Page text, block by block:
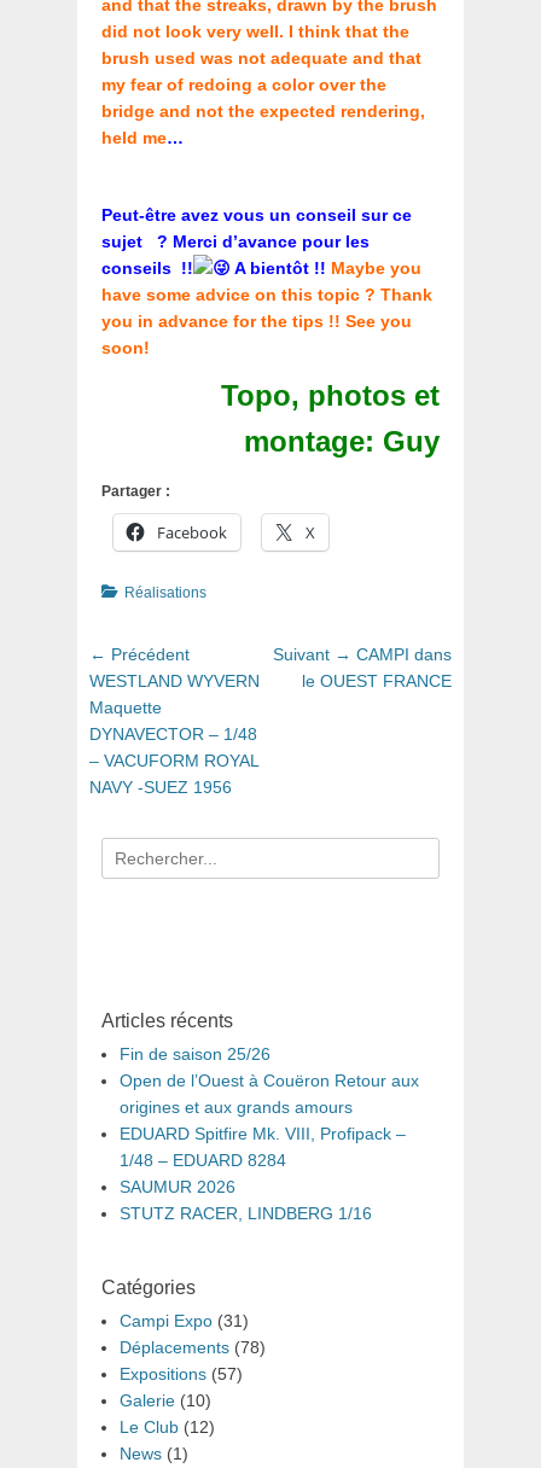
and that the streaks, drawn by the brush
did not look very well. I think that the
brush used was not adequate and that
my fear of redoing a color over the
bridge and not the expected rendering,
held me…
Peut-être avez vous un conseil sur ce
sujet ? Merci d’avance pour les
conseils !!
A bientôt !! Maybe you
have some advice on this topic ? Thank
you in advance for the tips !! See you
soon!
Topo, photos et
montage: Guy
Partager :
Facebook X
Catégories
Réalisations
Navigation
de
l’article
← PrécédentArticle
précédent
WESTLAND WYVERN
Maquette
DYNAVECTOR – 1/48
– VACUFORM ROYAL
NAVY -SUEZ 1956
Suivant → Article
suivant
CAMPI dans
le OUEST FRANCE
Recherche
pour
Articles récents
Fin de saison 25/26
Open de l’Ouest à Couëron Retour aux
origines et aux grands amours
EDUARD Spitfire Mk. VIII, Profipack –
1/48 – EDUARD 8284
SAUMUR 2026
STUTZ RACER, LINDBERG 1/16
Catégories
Campi Expo (31)
Déplacements (78)
Expositions (57)
Galerie (10)
Le Club (12)
News (1)